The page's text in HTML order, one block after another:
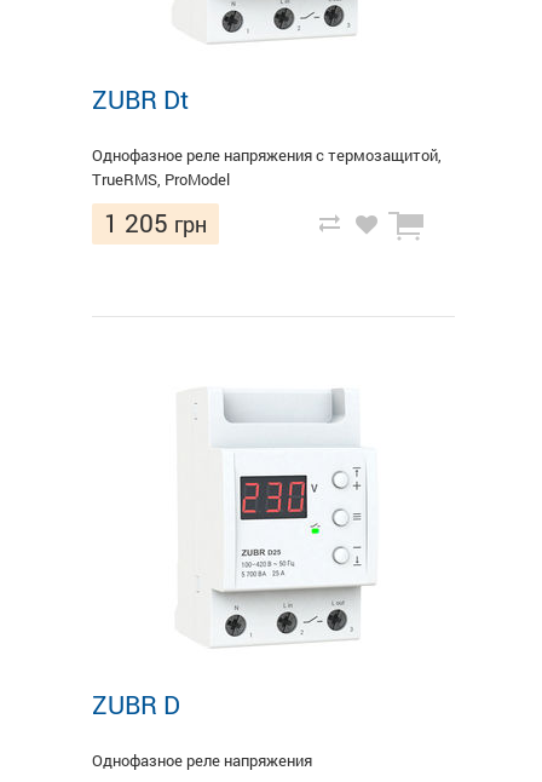
ZUBR Dt
Однофазное реле напряжения с термозащитой,
TrueRMS, ProModel
1 205 грн
ZUBR D
Однофазное реле напряжения